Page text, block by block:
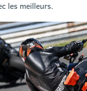
les meilleurs.